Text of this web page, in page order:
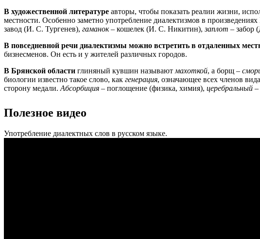
В художественной литературе авторы, чтобы показать реалии жизни,
местности. Особенно заметно употребление диалектизмов в
завод (И. С. Тургенев), гаманок– кошелек (И. С. Никитин),заплот – забор
В повседневной речи диалектизмы можно встретить в отдаленных
бизнесменов. Он есть и у жителей различных городов.
В Брянской области глиняный кувшин называют махоткой, а борщ –
биологии известно такое слово, как генерация, означающее всех членов
сторону медали. Абсорбиция – поглощение (физика, химия), церебральный –
Полезное видео
Употребление диалектных слов в русском языке.